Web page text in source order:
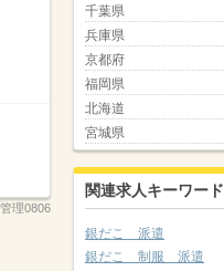
理0806
千葉県
兵庫県
京都府
福岡県
北海道
宮城県
関連求人キーワード
銀だこ 派遣
銀だこ 制服 派遣